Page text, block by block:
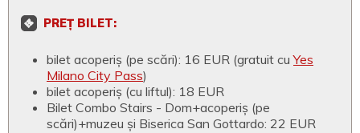
PREȚ BILET:
bilet acoperiș (pe scări): 16 EUR (gratuit cuYes
Milano City Pass)
bilet acoperiș (cu liftul): 18 EUR
Bilet Combo Stairs - Dom+acoperiș (pe
scări)+muzeu și Biserica San Gottardo: 22 EUR